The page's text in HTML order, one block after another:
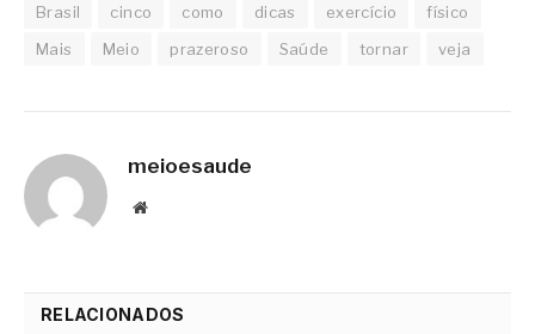
Brasil cinco como dicas exercício
físico
Mais
Meio prazeroso Saúde tornar veja
meioesaude
Website
RELACIONADOS